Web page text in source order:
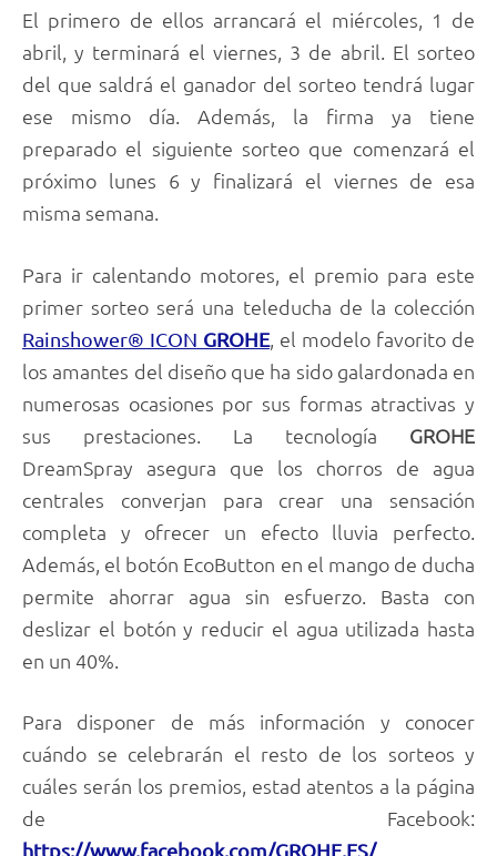
El primero de ellos arrancará el miércoles, 1 de
abril, y terminará el viernes, 3 de abril. El sorteo
del que saldrá el ganador del sorteo tendrá lugar
ese mismo día. Además, la firma ya tiene
preparado el siguiente sorteo que comenzará el
próximo lunes 6 y finalizará el viernes de esa
misma semana.
Para ir calentando motores, el premio para este
primer sorteo será una teleducha de la colección
Rainshower® ICON GROHE, el modelo favorito de
los amantes del diseño que ha sido galardonada en
numerosas ocasiones por sus formas atractivas y
sus prestaciones. La tecnología GROHE
DreamSpray asegura que los chorros de agua
centrales converjan para crear una sensación
completa y ofrecer un efecto lluvia perfecto.
Además, el botón EcoButton en el mango de ducha
permite ahorrar agua sin esfuerzo. Basta con
deslizar el botón y reducir el agua utilizada hasta
en un 40%.
Para disponer de más información y conocer
cuándo se celebrarán el resto de los sorteos y
cuáles serán los premios, estad atentos a la página
de Facebook:
https://www.facebook.com/GROHE.ES/